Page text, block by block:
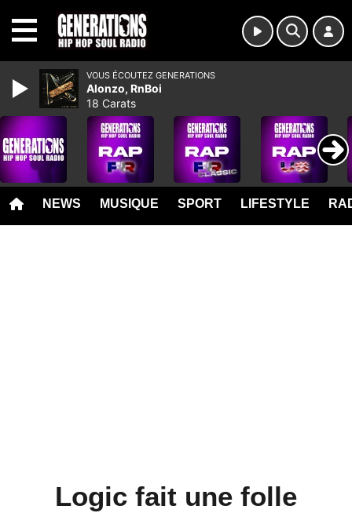
NEWS MUSIQUE SPORT LIFESTYLE
Logic fait une folle
VOUS ÉCOUTEZ GENERATIONS
Alonzo, RnBoi
18 Carats